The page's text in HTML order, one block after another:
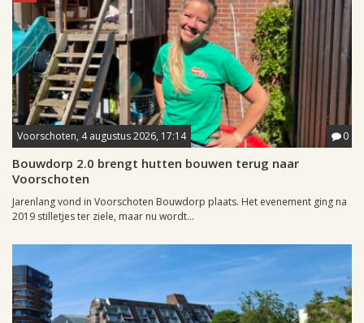
Voorschoten, 4 augustus 2026, 17:14 0
Bouwdorp 2.0 brengt hutten bouwen terug naar
Voorschoten
Jarenlang vond in Voorschoten Bouwdorp plaats. Het evenement ging na
2019 stilletjes ter ziele, maar nu wordt...